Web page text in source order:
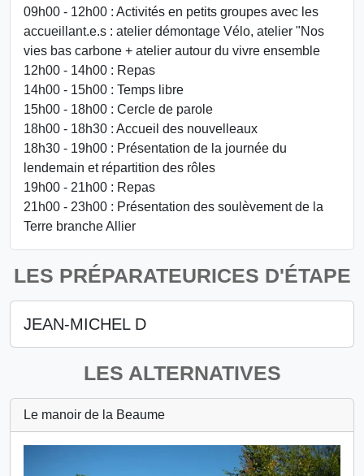
09h00 - 12h00 : Activités en petits groupes avec les
accueillant.e.s : atelier démontage Vélo, atelier "Nos
vies bas carbone + atelier autour du vivre ensemble
12h00 - 14h00 : Repas
14h00 - 15h00 : Temps libre
15h00 - 18h00 : Cercle de parole
18h00 - 18h30 : Accueil des nouvelleaux
18h30 - 19h00 : Présentation de la journée du
lendemain et répartition des rôles
19h00 - 21h00 : Repas
21h00 - 23h00 : Présentation des soulèvement de la
Terre branche Allier
LES PRÉPARATEURICES D'ÉTAPE
JEAN-MICHEL D
LES ALTERNATIVES
Le manoir de la Beaume